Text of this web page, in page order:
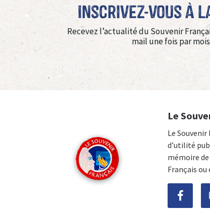
Inscrivez-vous à
Recevez l’actualité du Souvenir
mail une fois par
Le
Le
d’utilité
mémoire
Français